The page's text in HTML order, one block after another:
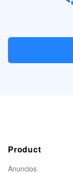
Product
Anuncios